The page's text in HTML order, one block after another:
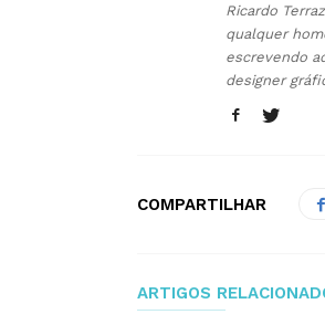
Ricardo
qualquer
escrevendo
designer
COMPARTILHAR
ARTIGOS